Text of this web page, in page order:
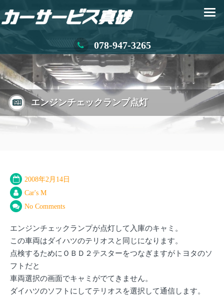
078-947-3265
エンジンチェックランプ点灯
2008年2月14日
Car's M
No Comments
エンジンチェックランプが点灯して入庫のキャミ。
この車両はダイハツのテリオスと同じになります。
点検するためにＯＢＤ２テスターをつなぎますがトヨタのソ
フトだと
車両選択の画面でキャミがでてきません。
ダイハツのソフトにしてテリオスを選択して通信します。